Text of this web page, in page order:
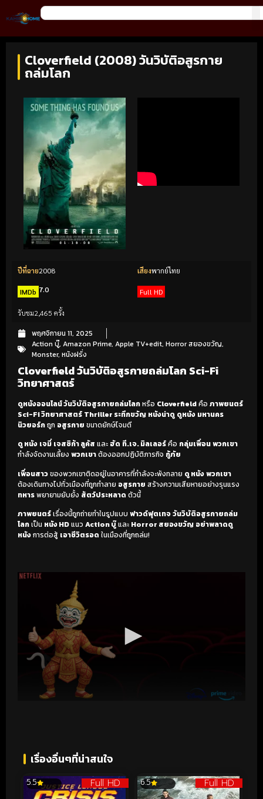
Cloverfield (2008) วันวิบัติอสูรกาย
ถล่มโลก
ปีที่ฉาย2008 เสียงพากย์ไทย
IMDb 7.0 Full HD
รับชม2,465 ครั้ง
พฤศจิกายน 11, 2025
Action บู๊, Amazon Prime, Apple TV+edit, Horror สยองขวัญ,
Monster, หนังฝรั่ง
Cloverfield วันวิบัติอสูรกายถล่มโลก Sci-Fi
วิทยาศาสตร์
ดูหนังออนไลน์ วันวิบัติอสูรกายถล่มโลกหรือ Cloverfieldคือ ภาพยนตร์
Sci-Fi วิทยาศาสตร์ Thriller ระทึกขวัญ หนังน่าดู ดูหนัง มหานคร
นิวยอร์กถูก อสูรกาย ขนาดยักษ์โจมตี
ดู หนัง เจมี่ เจสซิก้า ลูคัส และ ฮัด ที.เจ. มิลเลอร์คือ กลุ่มเพื่อนพวกเขา
กำลังจัดงานเลี้ยง พวกเขาต้องออกปฏิบัติภารกิจ กู้ภัย
เพื่อนสาวของพวกเขาติดอยู่ในอาคารที่กำลังจะพังทลาย ดู หนังพวกเขา
ต้องเดินทางไปทั่วเมืองที่ถูกทำลาย อสูรกาย สร้างความเสียหายอย่างรุนแรง
ทหารพยายามยับยั้ง สัตว์ประหลาด ตัวนี้
ภาพยนตร์เรื่องนี้ถูกถ่ายทำในรูปแบบ ฟาวด์ฟุตเทจวันวิบัติอสูรกายถล่ม
โลกเป็น หนัง HDแนว Action บู๊และ Horror สยองขวัญ อย่าพลาดดู
หนังการต่อสู้ เอาชีวิตรอด ในเมืองที่ถูกถล่ม!
เรื่องอื่นๆที่น่าสนใจ
Full HD
5.5 Full HD
6.5